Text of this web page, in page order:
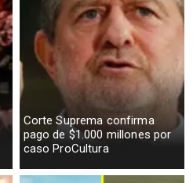
Corte Suprema confirma
pago de $1.000 millones por
caso ProCultura